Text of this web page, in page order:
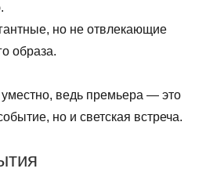
но не отвлекающие
образа.
ведь премьера — это
но и светская встреча.